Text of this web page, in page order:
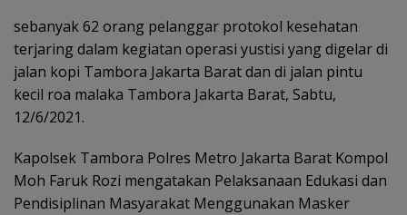
sebanyak 62 orang pelanggar protokol kesehatan
terjaring dalam kegiatan operasi yustisi yang digelar di
jalan kopi Tambora Jakarta Barat dan di jalan pintu
kecil roa malaka Tambora Jakarta Barat, Sabtu,
12/6/2021.
Kapolsek Tambora Polres Metro Jakarta Barat Kompol
Moh Faruk Rozi mengatakan Pelaksanaan Edukasi dan
Pendisiplinan Masyarakat Menggunakan Masker